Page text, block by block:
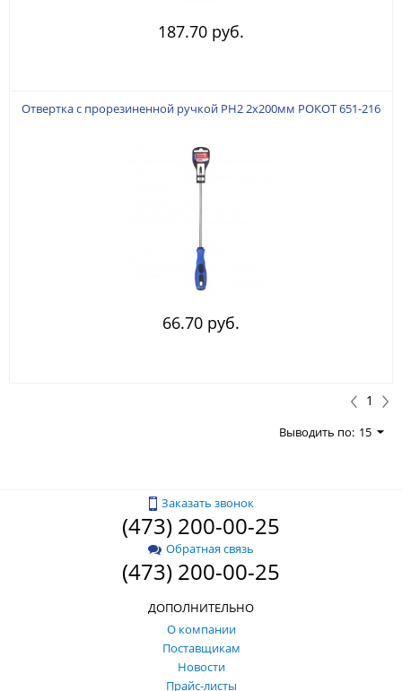
187.70 руб.
Отвертка с прорезиненной ручкой PH2 2х200мм РОКОТ 651-216
66.70 руб.
1
Выводить по: 15
Заказать звонок
(473) 200-00-25
Обратная связь
(473) 200-00-25
ДОПОЛНИТЕЛЬНО
О компании
Поставщикам
Новости
Прайс-листы